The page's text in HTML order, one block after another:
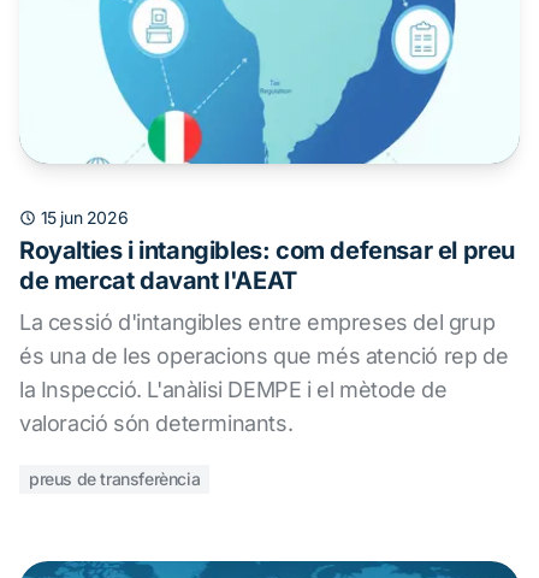
15 jun 2026
Royalties i intangibles: com defensar el preu
de mercat davant l'AEAT
La cessió d'intangibles entre empreses del grup
és una de les operacions que més atenció rep de
la Inspecció. L'anàlisi DEMPE i el mètode de
valoració són determinants.
preus de transferència